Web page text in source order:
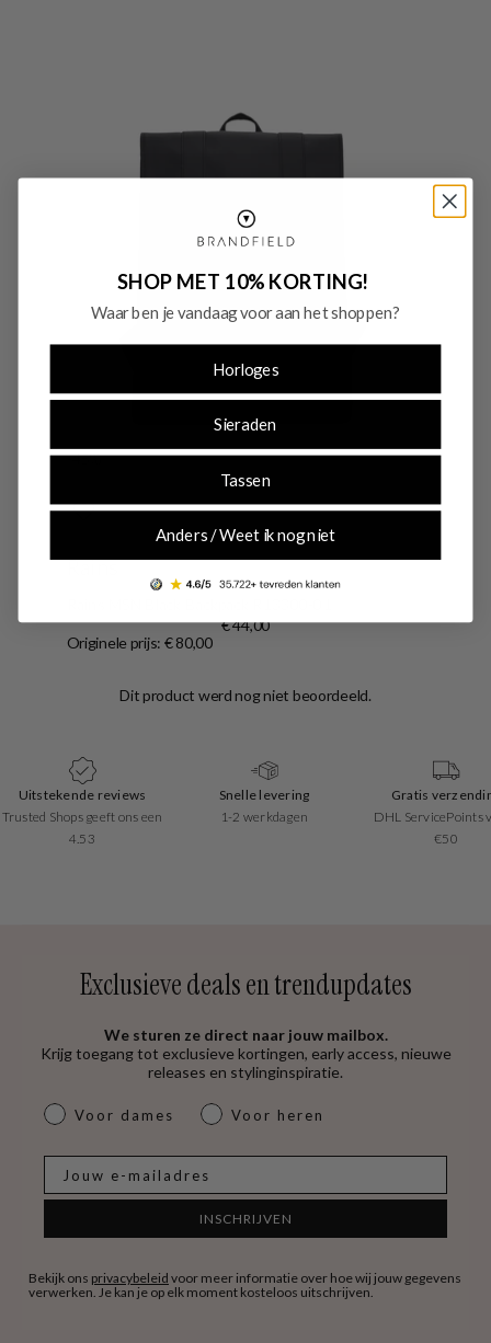
-45%
SALE10
Rains
€ 44,00
Originele prijs: € 80,00
Uitstekende reviews
Trusted Shops geeft ons een
4.53
Snelle levering
1-2 werkdagen
Gratis
DHL ServicePoints
€50
Exclusieve deals en trendupdates
We sturen ze direct naar jouw mailbox.
Krijg toegang tot exclusieve kortingen, early access, nieuwe
releases en stylinginspiratie.
dames & heren
Voor dames Voor heren
INSCHRIJVEN
Bekijk ons privacybeleid voor meer informatie over hoe wij jouw gegevens
verwerken. Je kan je op elk moment kosteloos uitschrijven.
SHOP MET 10% KORTING!
Waar ben je vandaag voor aan het shoppen?
Horloges
Sieraden
Tassen
Anders / Weet ik nog niet